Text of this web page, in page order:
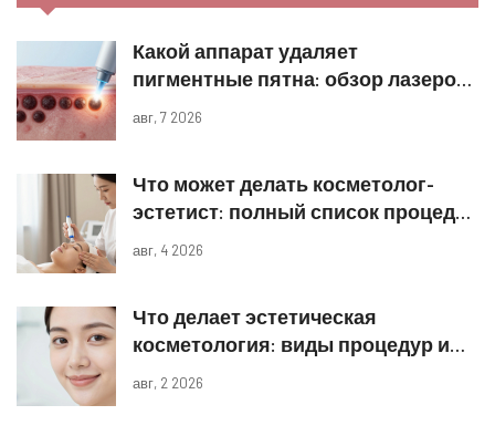
Какой аппарат удаляет
пигментные пятна: обзор лазеров
и IPL
авг, 7 2026
Что может делать косметолог-
эстетист: полный список процедур
и границы компетенций
авг, 4 2026
Что делает эстетическая
косметология: виды процедур и
реальные результаты
авг, 2 2026